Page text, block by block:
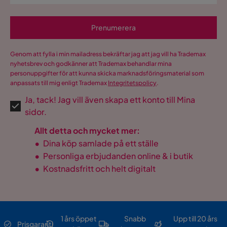
uppvärmningskostnad) jämfört mot en traditionell
poolvärmepump med på/av-teknik. Dessutom innebär
invertertekniken ett antal andra fördelar så som ökad
livslängd på värmepumpen och lägre ljudnivå.
Var observant - vissa poolvärmepumpar i andra
varumärken marknadsförs som invertertyp, men använder
och/eller fläktens varvtal i 2-4 fasta nivåer (dvs ej steglöst)
- och i många fall inte fläkten alls. Detta är en enklare
teknik med sämre funktion och prestanda. Om det inte
framgår tydligt i produktinformationen att det är steglöst
styrd både kompressor och fläkt - så är det vanligtvis inte
heller det.
Denna poolvärmepump harWiFi-stöd med mobilapp. Det
gör att poolvärmepumpen kan styras direkt från mobilen,
oavsett vart du befinner dig. Poolvärmepumpen ansluts till
Prenumerera
Genom att fylla i min mailadress bekräftar jag att jag vill ha Trademax
nyhetsbrev och godkänner att Trademax behandlar mina
personuppgifter för att kunna skicka marknadsföringsmaterial som
anpassats till mig enligt Trademax Integritetspolicy.
Ja, tack! Jag vill även skapa ett konto till Mina
sidor.
Allt detta och mycket mer:
• Dina köp samlade på ett ställe
• Personliga erbjudanden online & i butik
• Kostnadsfritt och helt digitalt
Prisgaranti
1 års öppet
Snabb
Upp till 20 års